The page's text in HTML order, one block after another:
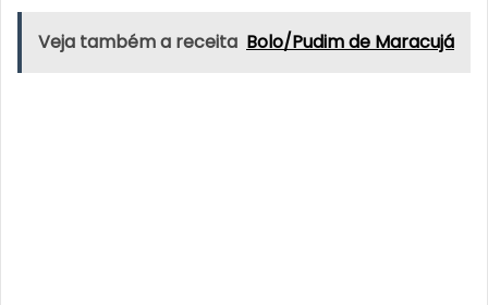
Veja também a receita Bolo/Pudim de Maracujá